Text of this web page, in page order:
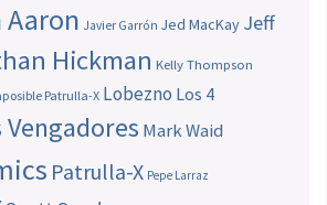
Aaron Javier Garrón Jed MacKay Jeff
Hickman Kelly Thompson
Patrulla-X Lobezno Los 4
Vengadores Mark Waid
Patrulla-X Pepe Larraz